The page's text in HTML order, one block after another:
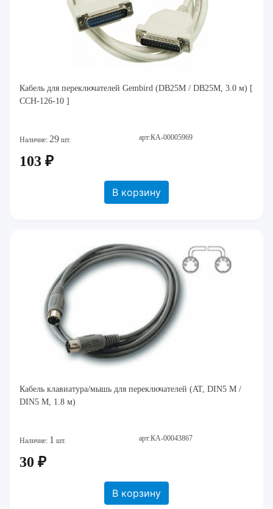
Кабель для переключателей Gembird (DB25M / DB25M, 3.0 м) [
CCH-126-10 ]
Наличие: 29 шт. арт:КА-00005969
103 ₽
В корзину
Кабель клавиатура/мышь для переключателей (AT, DIN5 M /
DIN5 M, 1.8 м)
Наличие: 1 шт. арт:КА-00043867
30 ₽
В корзину